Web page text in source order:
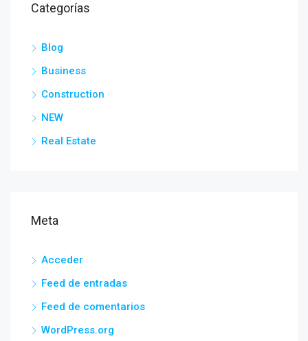
Categorías
Blog
Business
Construction
NEW
Real Estate
Meta
Acceder
Feed de entradas
Feed de comentarios
WordPress.org